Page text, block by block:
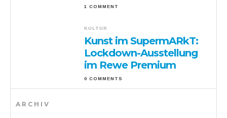
1 COMMENT
KULTUR
Kunst im SupermARkT:
Lockdown-Ausstellung
im Rewe Premium
0 COMMENTS
ARCHIV